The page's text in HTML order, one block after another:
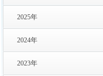
2025年
2024年
2023年